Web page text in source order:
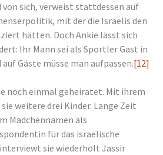
von sich, verweist stattdessen auf
mit der die Israelis den
hätten. Doch Ankie lässt sich
Ihr Mann sei als Sportler Gast in
Gäste müsse man aufpassen.[12]
noch einmal geheiratet. Mit ihrem
weitere drei Kinder. Lange Zeit
Mädchennamen als
für das israelische
sie wiederholt Jassir